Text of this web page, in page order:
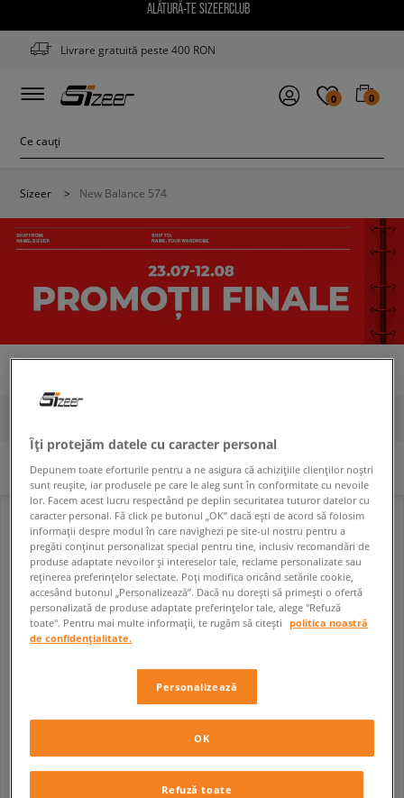
ALĂTURĂ-TE SIZEERCLUB
Livrare gratuită peste 400 RON
0 0
Sizeer > New Balance 574
Filtre selectate: Negru ȘTERGE TOT
bărbați
NEW BALANCE 574
bărbați
Îți protejăm datele cu caracter personal
Depunem toate eforturile pentru a ne asigura că achizițiile clienților noștri
sunt reușite, iar produsele pe care le aleg sunt în conformitate cu nevoile
lor. Facem acest lucru respectând pe deplin securitatea tuturor datelor cu
caracter personal. Fă click pe butonul „OK” dacă ești de acord să folosim
informații despre modul în care navighezi pe site-ul nostru pentru a
pregăti conținut personalizat special pentru tine, inclusiv recomandări de
produse adaptate nevoilor și intereselor tale, reclame personalizate sau
reținerea preferințelor selectate. Poți modifica oricând setările cookie,
accesând butonul „Personalizează”. Dacă nu dorești să primești o ofertă
personalizată de produse adaptate preferințelor tale, alege "Refuză
toate". Pentru mai multe informații, te rugăm să citești
politica noastră
de confidențialitate.
Personalizează
Refuză toate
OK